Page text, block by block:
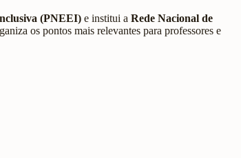
(PNEEI) e institui a Rede Nacional de
os pontos mais relevantes para professores e